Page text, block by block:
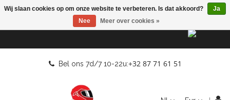
Bel ons 7d/7 10-22u:+32 87 71 61 51
Wij slaan cookies op om onze website te verbeteren. Is dat akkoord?
Ja
Nee
Meer over cookies »